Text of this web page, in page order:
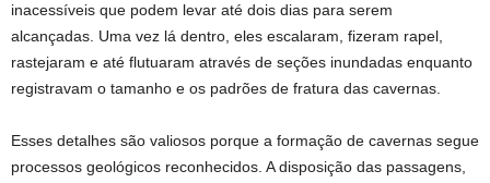
inacessíveis que podem levar até dois dias para serem
alcançadas. Uma vez lá dentro, eles escalaram, fizeram rapel,
rastejaram e até flutuaram através de seções inundadas enquanto
registravam o tamanho e os padrões de fratura das cavernas.
Esses detalhes são valiosos porque a formação de cavernas segue
processos geológicos reconhecidos. A disposição das passagens,